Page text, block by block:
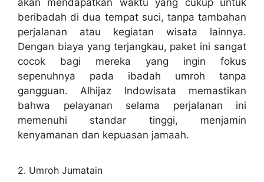
akan mendapatkan waktu yang cukup untuk
beribadah di dua tempat suci, tanpa tambahan
perjalanan atau kegiatan wisata lainnya.
Dengan biaya yang terjangkau, paket ini sangat
cocok bagi mereka yang ingin fokus
sepenuhnya pada ibadah umroh tanpa
gangguan. Alhijaz Indowisata memastikan
bahwa pelayanan selama perjalanan ini
memenuhi standar tinggi, menjamin
kenyamanan dan kepuasan jamaah.
2. Umroh Jumatain